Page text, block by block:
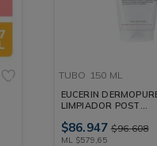
TUBO 150 ML
EUCERIN
LIMPIADOR POST
$86.947 $96.608
ML $579 ,65